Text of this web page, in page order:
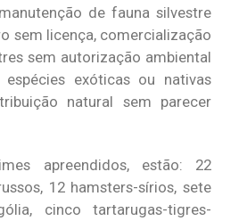
de fauna silvestre
sem licença, comercialização
sem autorização ambiental
exóticas ou nativas
natural sem parecer
apreendidos, estão: 22
12 hamsters-sírios, sete
cinco tartarugas-tigres-